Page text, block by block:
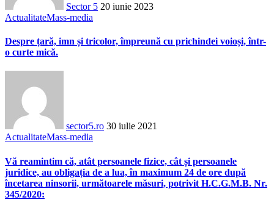
Sector 5 20 iunie 2023
ActualitateMass-media
Despre țară, imn și tricolor, împreună cu prichindei voioși, într-
o curte mică.
sector5.ro 30 iulie 2021
ActualitateMass-media
Vă reamintim că, atât persoanele fizice, cât și persoanele
juridice, au obligația de a lua, în maximum 24 de ore după
încetarea ninsorii, următoarele măsuri, potrivit H.C.G.M.B. Nr.
345/2020: